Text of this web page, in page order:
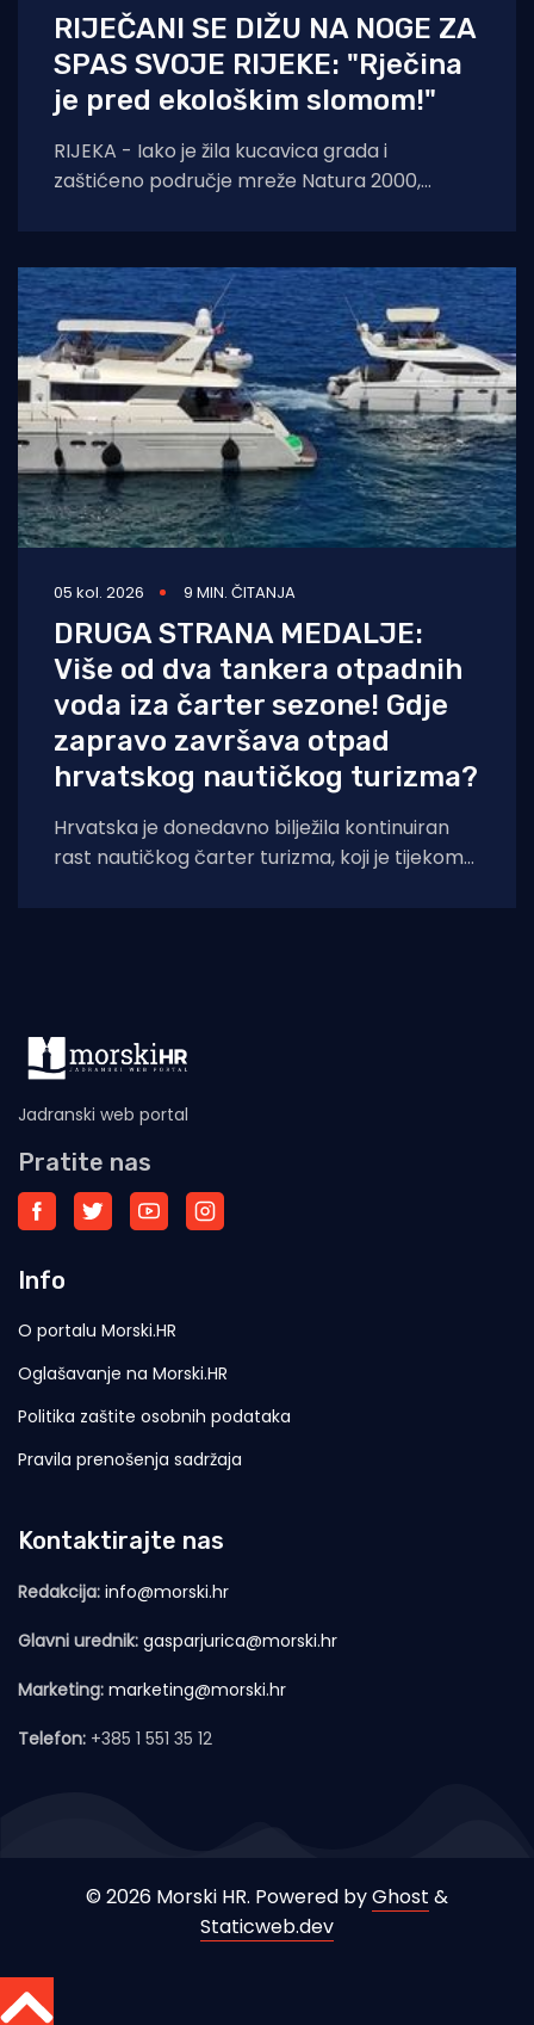
RIJEČANI SE DIŽU NA NOGE ZA
SPAS SVOJE RIJEKE: "Rječina
je pred ekološkim slomom!"
RIJEKA - Iako je žila kucavica grada i
zaštićeno područje mreže Natura 2000,
05 kol. 2026 9 MIN. ČITANJA
DRUGA STRANA MEDALJE:
Više od dva tankera otpadnih
voda iza čarter sezone! Gdje
zapravo završava otpad
hrvatskog nautičkog turizma?
Hrvatska je donedavno bilježila kontinuiran
rast nautičkog čarter turizma, koji je tijekom
Jadranski web portal
Pratite nas
Info
O portalu Morski.HR
Oglašavanje na Morski.HR
Politika zaštite osobnih podataka
Pravila prenošenja sadržaja
Kontaktirajte nas
Redakcija: info@morski.hr
Glavni urednik: gasparjurica@morski.hr
Marketing: marketing@morski.hr
Telefon: +385 1 551 35 12
© 2026 Morski HR. Powered byGhost &
Staticweb.dev